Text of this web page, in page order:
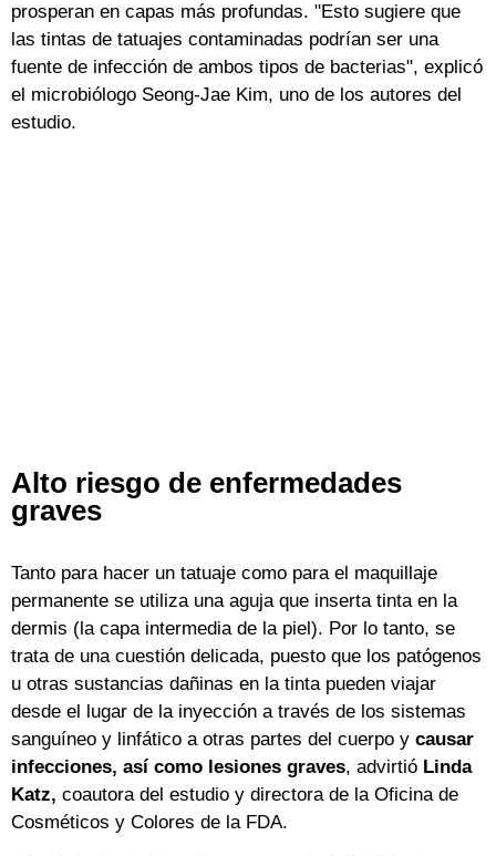
prosperan en capas más profundas. "Esto sugiere que
las tintas de tatuajes contaminadas podrían ser una
fuente de infección de ambos tipos de bacterias", explicó
el microbiólogo Seong-Jae Kim, uno de los autores del
estudio.
Alto riesgo de enfermedades
graves
Tanto para hacer un tatuaje como para el maquillaje
permanente se utiliza una aguja que inserta tinta en la
dermis (la capa intermedia de la piel). Por lo tanto, se
trata de una cuestión delicada, puesto que los patógenos
u otras sustancias dañinas en la tinta pueden viajar
desde el lugar de la inyección a través de los sistemas
sanguíneo y linfático a otras partes del cuerpo y causar
infecciones, así como lesiones graves, advirtió Linda
Katz, coautora del estudio y directora de la Oficina de
Cosméticos y Colores de la FDA.